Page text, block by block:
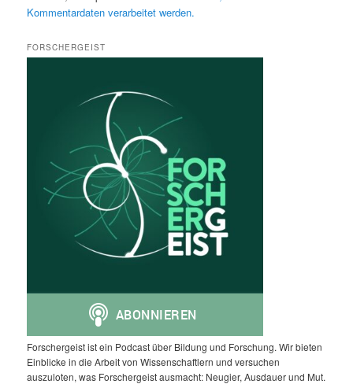
Kommentardaten verarbeitet werden.
FORSCHERGEIST
Forschergeist ist ein Podcast über Bildung und Forschung. Wir bieten
Einblicke in die Arbeit von Wissenschaftlern und versuchen
auszuloten, was Forschergeist ausmacht: Neugier, Ausdauer und Mut.